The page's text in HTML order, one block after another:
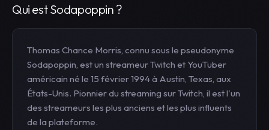
Qui est Sodapoppin ?
Thomas Chance Morris, connu sous le pseudonyme
Sodapoppin, est un streameur Twitch et YouTuber
américain né le 15 février 1994 à Austin, Texas, aux
États-Unis. Pionnier du streaming sur Twitch, il est l'un
des streameurs les plus anciens et les plus influents
de la plateforme.